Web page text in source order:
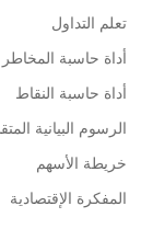
تعلم التداول
أداة حاسبة المخاطر
أداة حاسبة النقاط
الرسوم البيانية
خريطة الأسهم
المفكرة الإقتصادية